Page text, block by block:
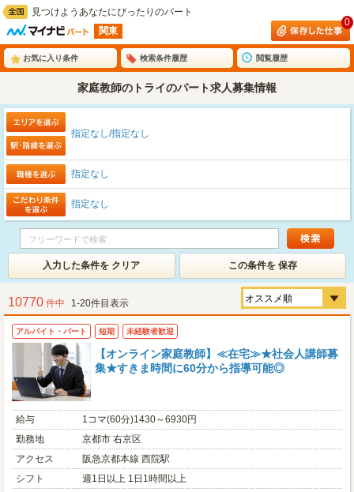
見つけようあなたにぴったりのパート
関東
0
お気に入り条件 検索条件履歴 閲覧履歴
家庭教師のトライのパート求人募集情報
指定なし/指定なし
指定なし
指定なし
入力した条件を クリア この条件を 保存
10770 件中 1-20件目表示
アルバイト・パート 短期 未経験者歓迎
【オンライン家庭教師】≪在宅≫★社会人講師募
集★すきま時間に60分から指導可能◎
給与
1コマ(60分)1430～6930円
勤務地
京都市 右京区
アクセス
阪急京都本線 西院駅
シフト
週1日以上 1日1時間以上